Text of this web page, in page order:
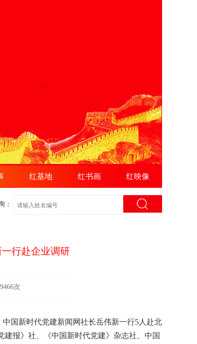
红基地 红书画 红映像
：
行赴企业调研
次
国新时代党建新闻网社长岳伟新一行5人赴北
报》社、《中国新时代党建》杂志社、中国